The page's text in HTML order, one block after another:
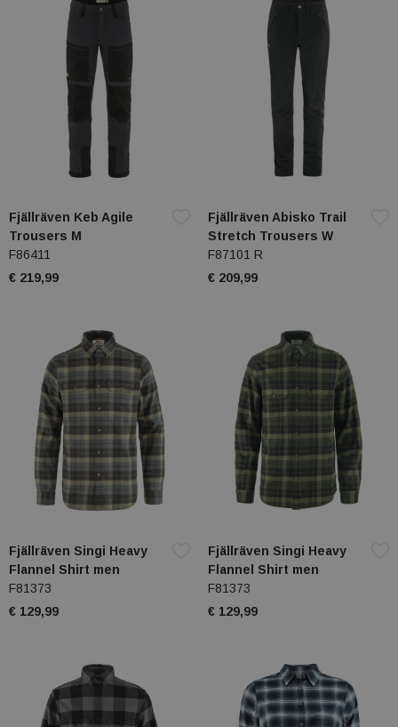
Fjällräven Keb Agile
Trousers M
F86411
€ 219,99
Fjällräven Abisko Trail
Stretch Trousers W
F87101 R
€ 209,99
Fjällräven Singi Heavy
Flannel Shirt men
F81373
€ 129,99
Fjällräven Singi Heavy
Flannel Shirt men
F81373
€ 129,99